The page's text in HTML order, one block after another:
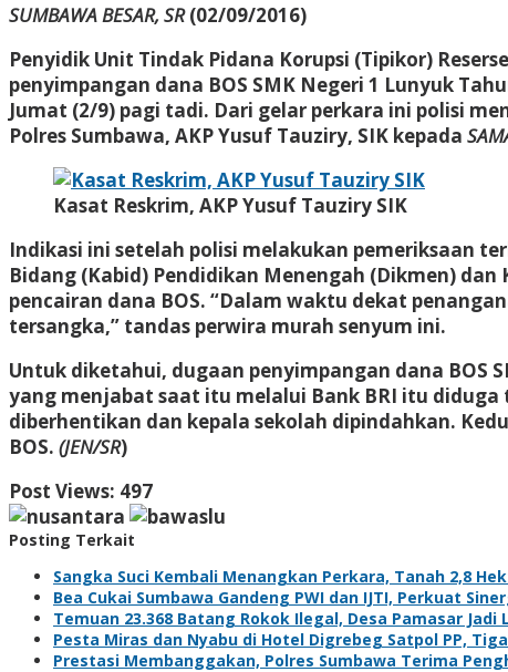
SUMBAWA BESAR, SR(02/09/2016)
Penyidik Unit Tindak Pidana Korupsi (Tipikor)
penyimpangan dana BOS SMK Negeri 1 Lunyuk
Jumat (2/9) pagi tadi. Dari gelar perkara ini polisi
Polres Sumbawa, AKP Yusuf Tauziry, SIK kepada
Kasat Reskrim, AKP Yusuf Tauziry SIK
Indikasi ini setelah polisi melakukan pemeriksaan
Bidang (Kabid) Pendidikan Menengah (Dikmen)
pencairan dana BOS. “Dalam waktu dekat
tersangka,” tandas perwira murah senyum ini.
Untuk diketahui, dugaan penyimpangan dana BOS
yang menjabat saat itu melalui Bank BRI itu
diberhentikan dan kepala sekolah dipindahkan.
BOS. (JEN/SR)
Post Views: 497
Posting Terkait
Sangka Suci Kembali Menangkan Perkara, Tanah 2,8
Bea Cukai Sumbawa Gandeng PWI dan IJTI, Perkuat
Temuan 23.368 Batang Rokok Ilegal, Desa Pamasar
Pesta Miras dan Nyabu di Hotel Digrebeg Satpol PP,
Prestasi Membanggakan, Polres Sumbawa Terima